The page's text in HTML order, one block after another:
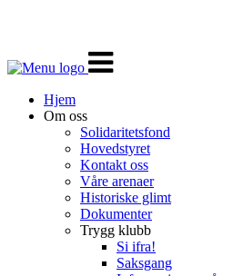
Veksle
navigasjon
Hjem
Om oss
Solidaritetsfond
Hovedstyret
Kontakt oss
Våre arenaer
Historiske glimt
Dokumenter
Trygg klubb
Si ifra!
Saksgang